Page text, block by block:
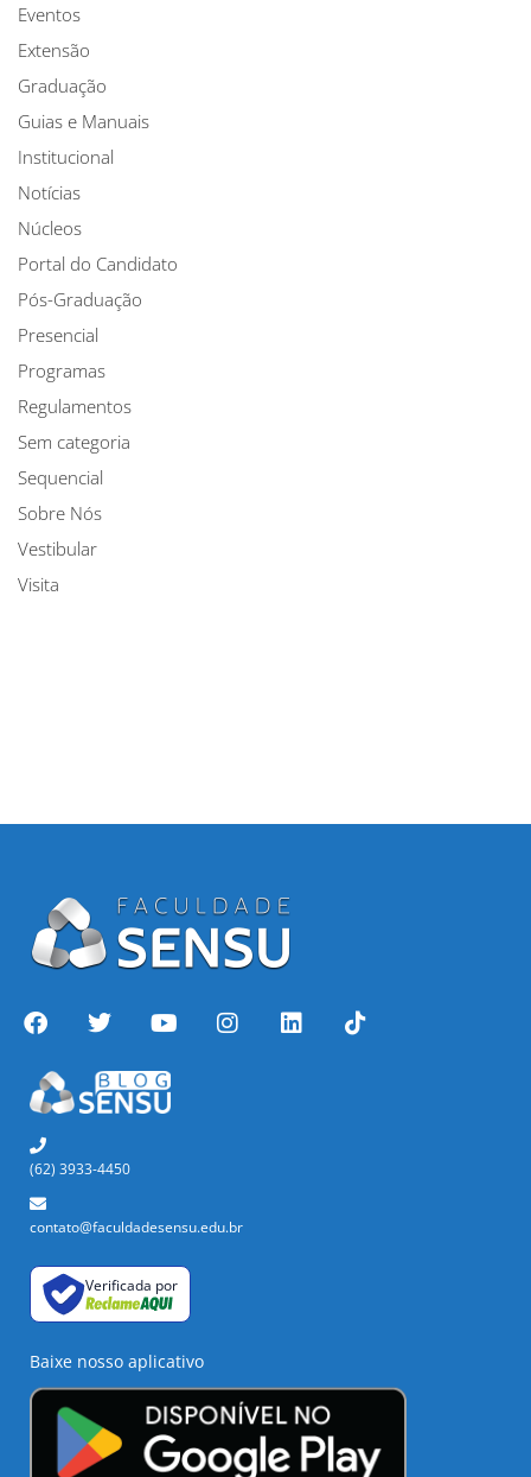
Eventos
Extensão
Graduação
Guias e Manuais
Institucional
Notícias
Núcleos
Portal do Candidato
Pós-Graduação
Presencial
Programas
Regulamentos
Sem categoria
Sequencial
Sobre Nós
Vestibular
Visita
(62) 3933-4450
contato@faculdadesensu.edu.br
Verificada por
Baixe nosso aplicativo